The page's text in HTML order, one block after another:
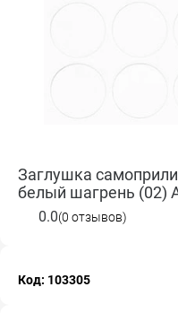
Заглушка
белый шагрень (02)
0.0(0 отзывов)
Код: 103305